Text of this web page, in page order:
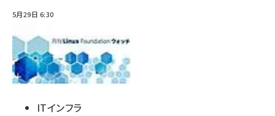
5月29日 6:30
ITインフラ